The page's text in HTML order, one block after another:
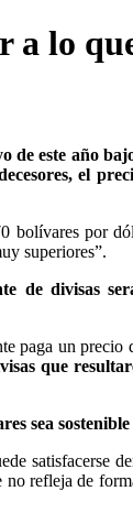
a lo
de este año
el
bolívares por
superiores”.
de divisas
paga un precio
que
sea
satisfacerse
refleja de